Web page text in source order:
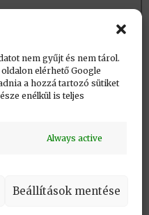
nem gyűjt és nem tárol.
elérhető Google
a hozzá tartozó sütiket
enélkül is teljes
Always active
Beállítások mentése